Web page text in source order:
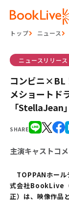
トップ ニュース
SHARE
ニュースリリース
コンビニ×BL
メショート
「StellaJean
主演キャストコ
TOPPANホール
式会社BookLive
正）は、映像作品